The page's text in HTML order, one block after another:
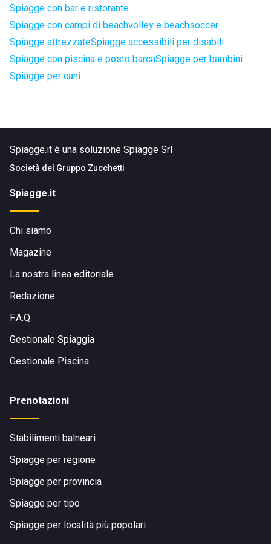
Spiagge con bar e ristorante
Spiagge con campi di beachvolley e beachsoccer
Spiagge attrezzateSpiagge accessibili per disabili
Spiagge con piscina e posto barcaSpiagge per bambini
Spiagge per cani
Spiagge.it è una soluzione Spiagge Srl
Società del Gruppo Zucchetti
Spiagge.it
Chi siamo
Magazine
La nostra linea editoriale
Redazione
F.A.Q.
Gestionale Spiaggia
Gestionale Piscina
Prenotazioni
Stabilimenti balneari
Spiagge per regione
Spiagge per provincia
Spiagge per tipo
Spiagge per località più popolari